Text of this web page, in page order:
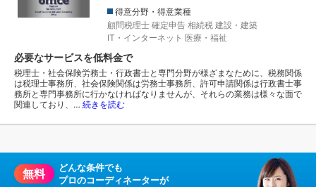
得意分野・得意業種
顧問税理士 確定申告 相続税 建設・建築
IT・インターネット 医療・福祉
必要なサービスを低料金で
税理士・社会保険労務士・行政書士と専門分野が様ざまなために、税務関係
は税理士事務所、社会保険関係は労務士事務所、許可申請関係は行政書士事
務所と専門事務所に行かなければなりませんが、それらの業務は様々な面で
関連しており、… 続きを読む
無料
どんな条件でも
プロのコーディネーターが